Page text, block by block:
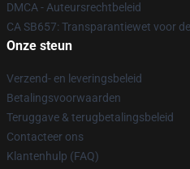
DMCA - Auteursrechtbeleid
CA SB657: Transparantiewet voor
Onze steun
Verzend- en leveringsbeleid
Betalingsvoorwaarden
Teruggave & terugbetalingsbeleid
Contacteer ons
Klantenhulp (FAQ)